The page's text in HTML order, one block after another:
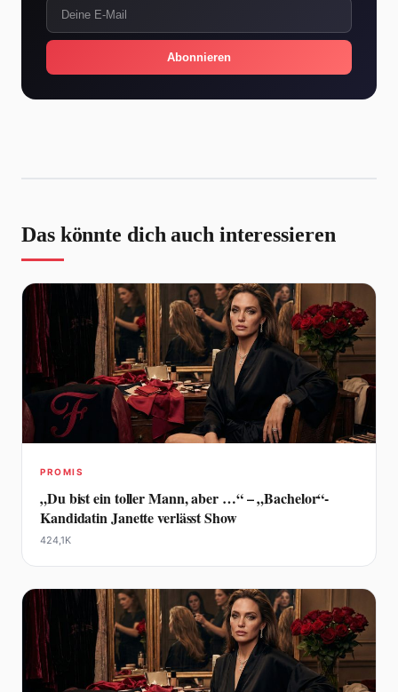
Abonnieren
Das könnte dich auch interessieren
PROMIS
„Du bist ein toller Mann, aber …“ – „Bachelor“-
Kandidatin Janette verlässt Show
424,1K